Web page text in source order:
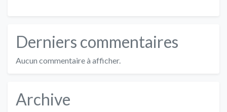
Derniers commentaires
Aucun commentaire à afficher.
Archive